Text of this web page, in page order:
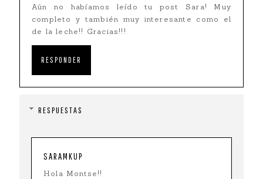
Aún no habíamos leído tu post Sara! Muy
completo y también muy interesante como el
de la leche!! Gracias!!!
RESPONDER
RESPUESTAS
SARAMKUP
Hola Montse!!